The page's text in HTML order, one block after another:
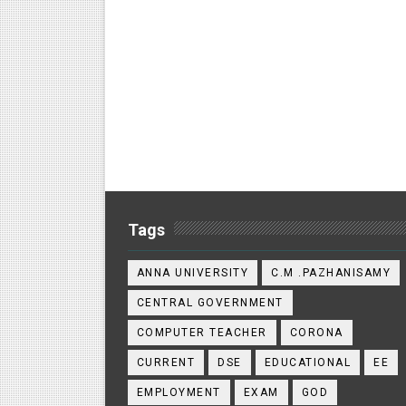
Tags
ANNA UNIVERSITY C.M .PAZHANISAMY
CENTRAL GOVERNMENT
COMPUTER TEACHER CORONA
CURRENT DSE EDUCATIONAL EE
EMPLOYMENT EXAM GOD